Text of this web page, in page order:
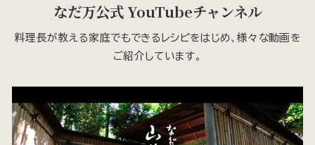
なだ万公式 YouTubeチャンネル
料理長が教える家庭でもできるレシピをはじめ、様々な動画を
ご紹介しています。